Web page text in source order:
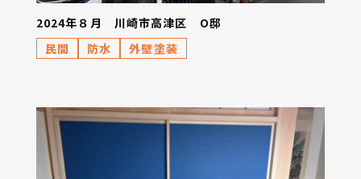
2024年８月 川崎市高津区 O邸
民間
防水 外壁塗装